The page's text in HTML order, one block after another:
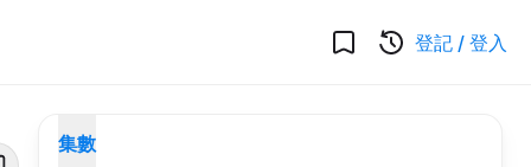
登記 / 登入
集數